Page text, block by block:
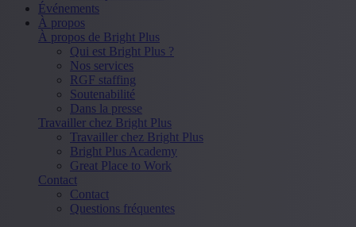
Événements
À propos
À propos de Bright Plus
Qui est Bright Plus ?
Nos services
RGF staffing
Soutenabilité
Dans la presse
Travailler chez Bright Plus
Travailler chez Bright Plus
Bright Plus Academy
Great Place to Work
Contact
Contact
Questions fréquentes